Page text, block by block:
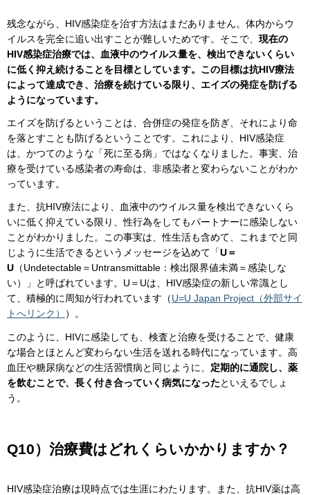
残念ながら、HIV感染症を治す方法はまだありません。体内からウ
イルスを完全に追い出すことが難しいためです。そこで、 現在の
HIV感染症治療では、血液中のウイルス量を、検出できないくらい
に低く抑え続けることを目標としています。この目標は抗HIV療法
によって達成でき、治療を続けている限り、エイズの発症を防げる
ようになっています。
エイズを防げるということは、合併症の発症を防ぎ、それにより命
を落とすことも防げるということです。これにより、HIV感染症
は、かつてのような「死に至る病」ではなくなりました。事実、治
療を受けている感染者の寿命は、非感染者と変わらないことがわか
っています。
また、抗HIV療法により、血液中のウイルス量を検出できないくら
いに低く抑えている限り、性行為をしてもパートナーに感染しない
ことがわかりました。この事実は、性生活も含めて、これまでと同
じように生活できるというメッセージを込めて「U＝
U （Undetectable＝Untransmittable：検出限界値未満＝感染しな
い）」と呼ばれています。U＝Uは、HIV感染症の新しい常識とし
て、積極的に周知が行われています（U=U Japan Project（外部サイ
トへリンク）
）。
このように、HIVに感染しても、検査と治療を受けることで、健康
な場合とほとんど変わらない生活を送れる時代になっています。高
血圧や糖尿病などの生活習慣病と同じように、 定期的に通院し、薬
を飲むことで、長く付き合っていく病気になったといえるでしょ
う。
Q10）治療費はどれくらいかかりますか？
HIV感染症治療は現時点では生涯にわたります。また、抗HIV薬は高